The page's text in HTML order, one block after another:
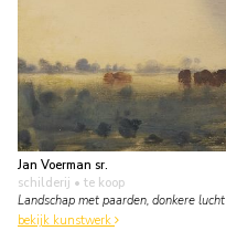
Jan Voerman sr.
schilderij • te koop
Landschap met paarden, donkere lucht
bekijk kunstwerk